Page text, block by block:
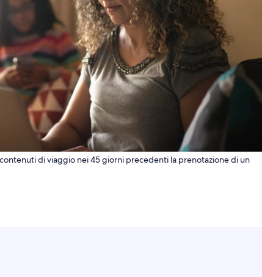
di viaggio nei 45 giorni precedenti la prenotazione di un